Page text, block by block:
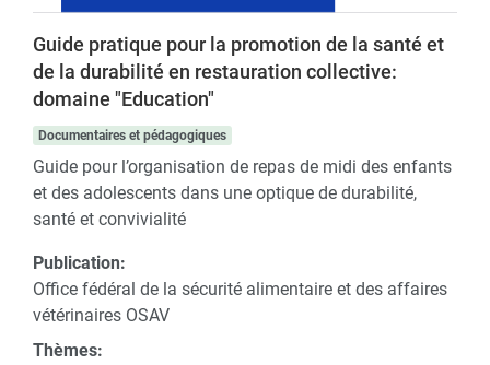
Guide pratique pour la promotion de la santé et
de la durabilité en restauration collective:
domaine "Education"
Documentaires et pédagogiques
Guide pour l’organisation de repas de midi des enfants
et des adolescents dans une optique de durabilité,
santé et convivialité
Publication:
Office fédéral de la sécurité alimentaire et des affaires
vétérinaires OSAV
Thèmes: